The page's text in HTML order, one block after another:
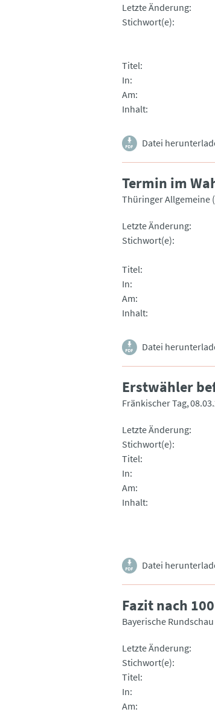
Letzte Änderung
Stichwort(e)
Titel
In
Am
Inhalt
Datei
Termin im
Thüringer Allgemeine
Letzte Änderung
Stichwort(e)
Titel
In
Am
Inhalt
Datei
Erstwähler
Fränkischer Tag
Letzte Änderung
Stichwort(e)
Titel
In
Am
Inhalt
Datei
Fazit nach
Bayerische
Letzte Änderung
Stichwort(e)
Titel
In
Am